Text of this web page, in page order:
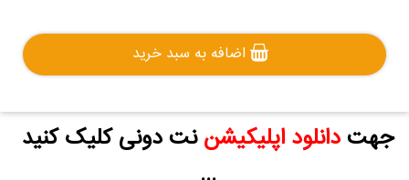
اضافه به سبد خرید
جهتدانلود اپلیکیشن نت دونی کلیک کنید